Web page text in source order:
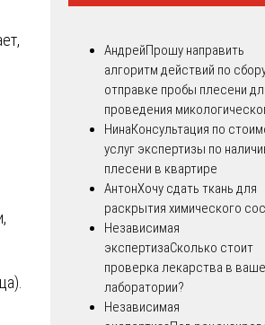
АндрейПрошу направить
алгоритм действий по
отправке пробы плесени
проведения
НинаКонсультация по
услуг экспертизы по
плесени в квартире
АнтонХочу сдать ткань для
раскрытия химического
Независимая
экспертизаСколько стоит
проверка лекарства в
лаборатории?
Независимая